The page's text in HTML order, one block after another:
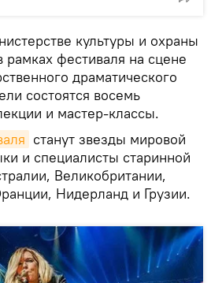
культуры и охраны
рамках фестиваля на сцене
драматического
состоятся восемь
и мастер-классы.
станут звезды мировой
и специалисты старинной
Великобритании,
Нидерланд и Грузии.